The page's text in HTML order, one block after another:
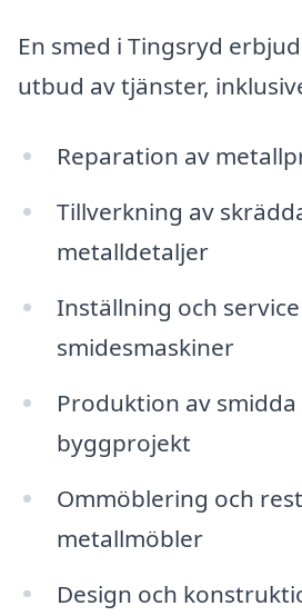
En smed i Tingsryd
utbud av tjänster,
Reparation av
Tillverkning av
metalldetaljer
Inställning och
smidesmaskiner
Produktion av
byggprojekt
Ommöblering och
metallmöbler
Design och